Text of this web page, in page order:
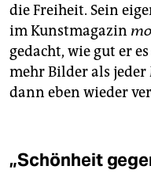
die Freiheit. Sein
im Kunstmagazin
gedacht, wie gut er
mehr Bilder als
dann eben wieder
„Schönheit